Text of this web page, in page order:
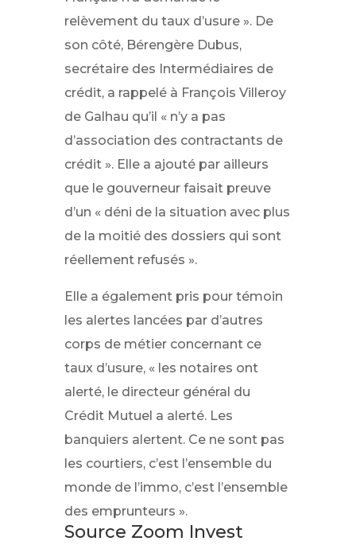
relèvement du taux d’usure ». De
son côté, Bérengère Dubus,
secrétaire des Intermédiaires de
crédit, a rappelé à François Villeroy
de Galhau qu’il « n’y a pas
d’association des contractants de
crédit ». Elle a ajouté par ailleurs
que le gouverneur faisait preuve
d’un « déni de la situation avec plus
de la moitié des dossiers qui sont
réellement refusés ».
Elle a également pris pour témoin
les alertes lancées par d’autres
corps de métier concernant ce
taux d’usure, « les notaires ont
alerté, le directeur général du
Crédit Mutuel a alerté. Les
banquiers alertent. Ce ne sont pas
les courtiers, c’est l’ensemble du
monde de l’immo, c’est l’ensemble
des emprunteurs ».
Source Zoom Invest